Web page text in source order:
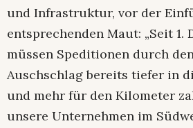
und Infrastruktur, vor der
entsprechenden Maut: „Seit 1.
müssen Speditionen durch
Auschschlag bereits tiefer in
und mehr für den Kilometer
unsere Unternehmen im